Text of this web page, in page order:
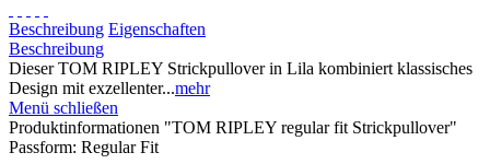
Beschreibung Eigenschaften
Beschreibung
Dieser TOM RIPLEY Strickpullover in Lila kombiniert klassisches
Design mit exzellenter...mehr
Menü schließen
Produktinformationen "TOM RIPLEY regular fit Strickpullover"
Passform: Regular Fit